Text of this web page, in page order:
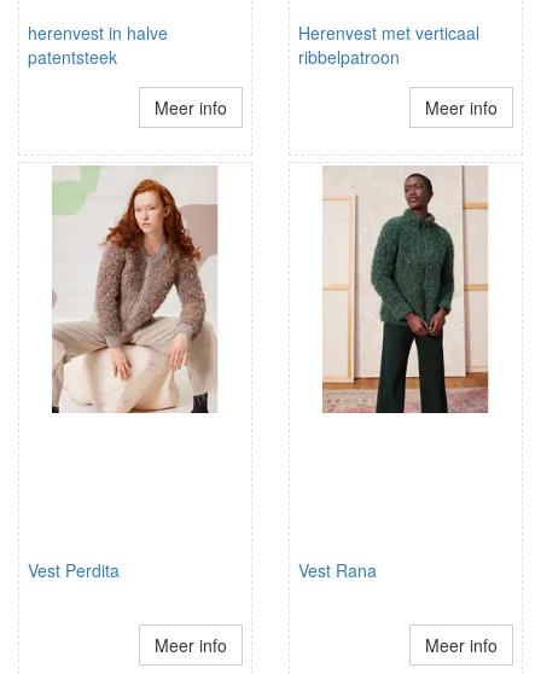
herenvest in halve
patentsteek
Meer info
Herenvest met verticaal
ribbelpatroon
Meer info
Vest Perdita
Meer info
Vest Rana
Meer info